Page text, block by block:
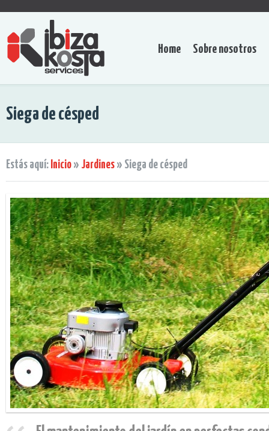
Home Sobre nosotros
Siega de césped
Estás aquí: Inicio » Jardines » Siega de césped